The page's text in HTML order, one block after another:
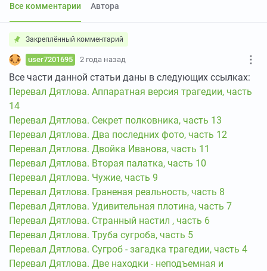
Все комментарии Автора
Закреплённый комментарий
user7201695 2 года назад
Все части данной статьи даны в следующих ссылках:
Перевал Дятлова. Аппаратная версия трагедии, часть
14
Перевал Дятлова. Секрет полковника, часть 13
Перевал Дятлова. Два последних фото, часть 12
Перевал Дятлова. Двойка Иванова, часть 11
Перевал Дятлова. Вторая палатка, часть 10
Перевал Дятлова. Чужие, часть 9
Перевал Дятлова. Граненая реальность, часть 8
Перевал Дятлова. Удивительная плотина, часть 7
Перевал Дятлова. Странный настил , часть 6
Перевал Дятлова. Труба сугроба, часть 5
Перевал Дятлова. Сугроб - загадка трагедии, часть 4
Перевал Дятлова. Две находки - неподъемная и